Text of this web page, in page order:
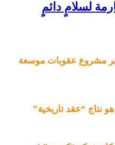
لسلامٍ دائمٍ
مشروع عقوبات موسعة
نتاج “عقد تاريخية”